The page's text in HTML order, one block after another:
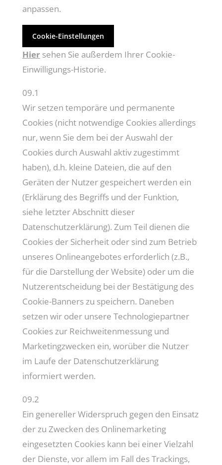
anpassen.
Cookie-Einstellungen
Hier sehen Sie außerdem Ihrer Cookie-
Einwilligungs-Historie.
09.1
Wir setzen temporäre und permanente
Cookies (nicht notwendige Cookies allerdings
nur, wenn Sie dem bei der Auswahl der
Cookies durch Auswahl aktiv zugestimmt
haben), d.h. kleine Dateien, die auf den
Geräten der Nutzer gespeichert werden ein
(Erklärung des Begriffs und der Funktion,
siehe letzter Abschnitt dieser
Datenschutzerklärung). Zum Teil dienen die
Cookies der Sicherheit oder sind zum Betrieb
unseres Onlineangebotes erforderlich (z.B.,
für die Darstellung der Website) oder um die
Nutzerentscheidung bei der Bestätigung des
Cookie-Banners zu speichern. Daneben
setzen wir oder unsere Technologiepartner
Cookies zur Reichweitenmessung und
Marketingzwecken ein, worüber die Nutzer
im Laufe der Datenschutzerklärung
informiert werden.
09.2
Ein genereller Widerspruch gegen den Einsatz
der zu Zwecken des Onlinemarketing
eingesetzten Cookies kann bei einer Vielzahl
der Dienste, vor allem im Fall des Trackings,